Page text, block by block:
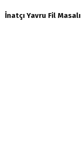
İnatçı Yavru Fil Masalı